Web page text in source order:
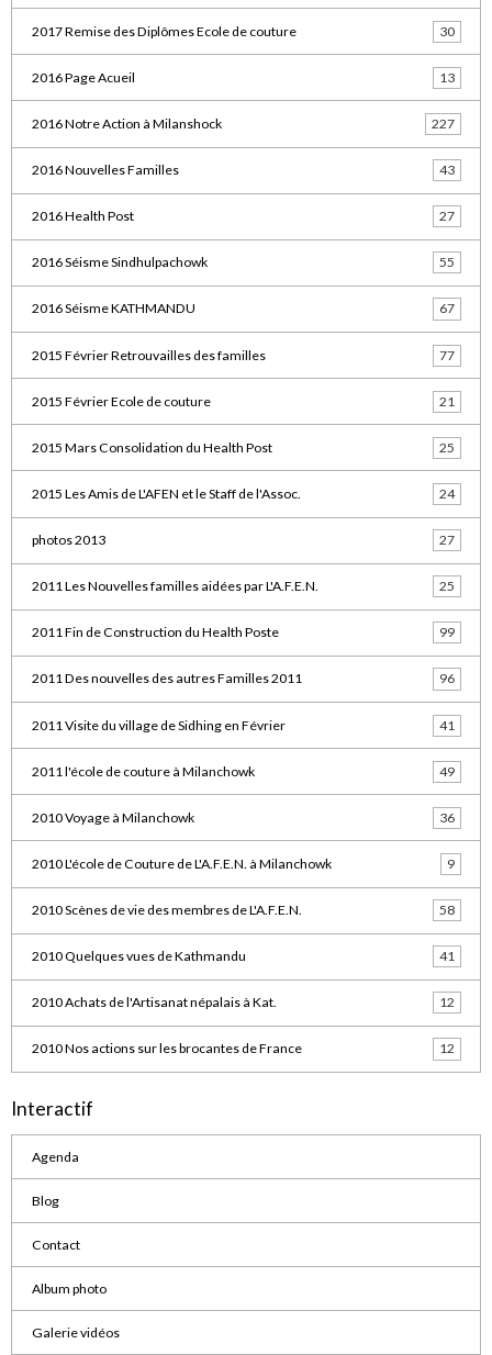
2017 Remise des Diplômes Ecole de couture 30
2016 Page Acueil 13
2016 Notre Action à Milanshock 227
2016 Nouvelles Familles 43
2016 Health Post 27
2016 Séisme Sindhulpachowk 55
2016 Séisme KATHMANDU 67
2015 Février Retrouvailles des familles 77
2015 Février Ecole de couture 21
2015 Mars Consolidation du Health Post 25
2015 Les Amis de L'AFEN et le Staff de l'Assoc. 24
photos 2013 27
2011 Les Nouvelles familles aidées par L'A.F.E.N. 25
2011 Fin de Construction du Health Poste 99
2011 Des nouvelles des autres Familles 2011 96
2011 Visite du village de Sidhing en Février 41
2011 l'école de couture à Milanchowk 49
2010 Voyage à Milanchowk 36
2010 L'école de Couture de L'A.F.E.N. à Milanchowk 9
2010 Scènes de vie des membres de L'A.F.E.N. 58
2010 Quelques vues de Kathmandu 41
2010 Achats de l'Artisanat népalais à Kat. 12
2010 Nos actions sur les brocantes de France 12
Interactif
Agenda
Blog
Contact
Album photo
Galerie vidéos